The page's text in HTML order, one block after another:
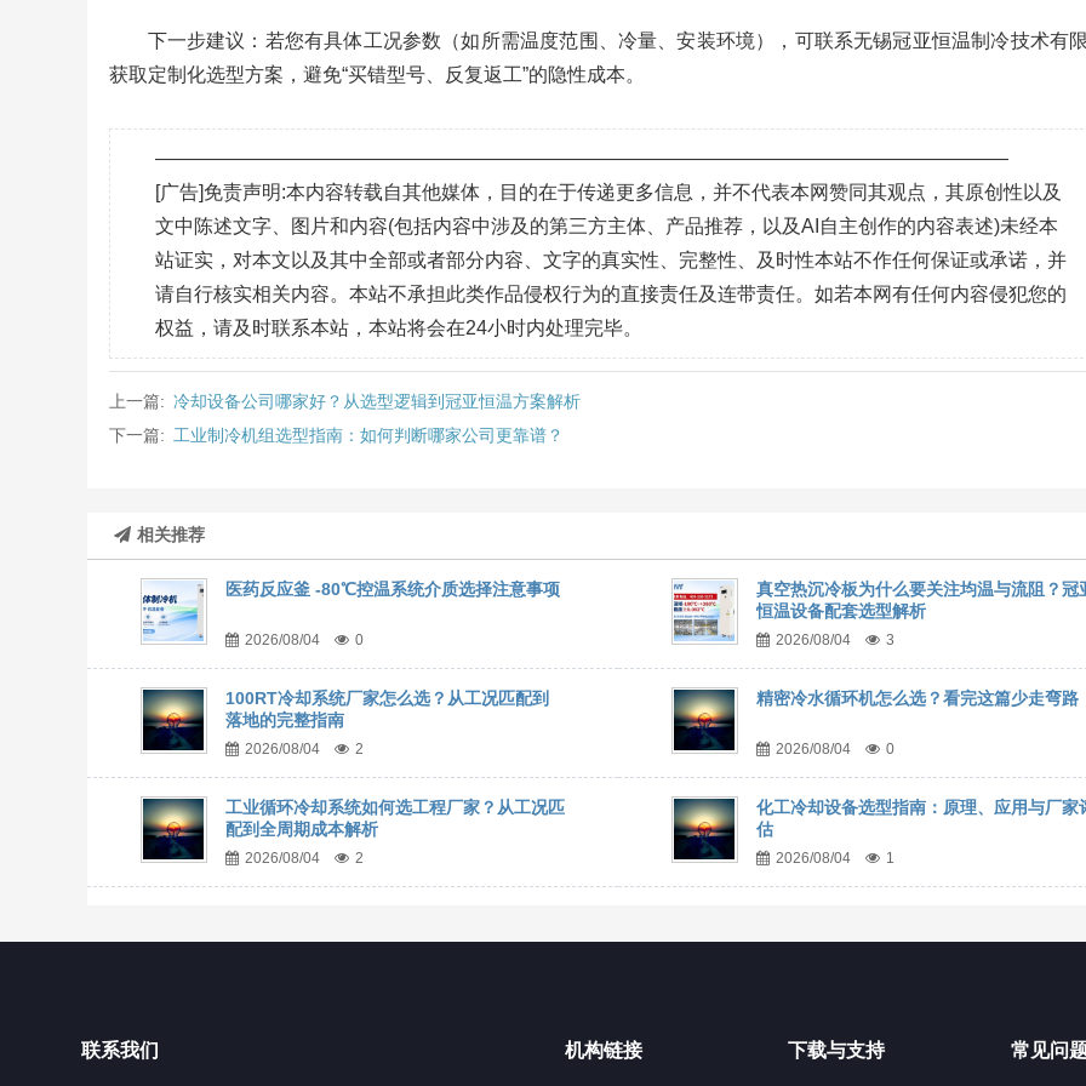
下一步建议：若您有具体工况参数（如所需温度范围、冷量、安装环境），可联系无锡冠亚恒温制冷技术有
获取定制化选型方案，避免“买错型号、反复返工”的隐性成本。
————————————————————————————————————————————
[广告]免责声明:本内容转载自其他媒体，目的在于传递更多信息，并不代表本网赞同其观点，其原创性以及
文中陈述文字、图片和内容(包括内容中涉及的第三方主体、产品推荐，以及AI自主创作的内容表述)未经本
站证实，对本文以及其中全部或者部分内容、文字的真实性、完整性、及时性本站不作任何保证或承诺，并
请自行核实相关内容。本站不承担此类作品侵权行为的直接责任及连带责任。如若本网有任何内容侵犯您的
权益，请及时联系本站，本站将会在24小时内处理完毕。
上一篇: 冷却设备公司哪家好？从选型逻辑到冠亚恒温方案解析
下一篇: 工业制冷机组选型指南：如何判断哪家公司更靠谱？
相关推荐
医药反应釜 -80℃控温系统介质选择注意事项
2026/08/04 0
真空热沉冷板为什么要关注均温与流阻？冠
恒温设备配套选型解析
2026/08/04 3
100RT冷却系统厂家怎么选？从工况匹配到
落地的完整指南
2026/08/04 2
精密冷水循环机怎么选？看完这篇少走弯路
2026/08/04 0
工业循环冷却系统如何选工程厂家？从工况匹
配到全周期成本解析
2026/08/04 2
化工冷却设备选型指南：原理、应用与厂家
估
2026/08/04 1
联系我们 机构链接 下载与支持 常见问